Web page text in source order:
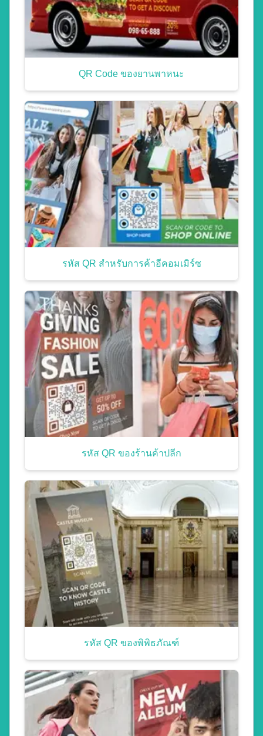
QR Code ของยานพาหนะ
รหัส QR สำหรับการค้าอีคอมเมิร์ซ
รหัส QR ของร้านค้าปลีก
รหัส QR ของพิพิธภัณฑ์